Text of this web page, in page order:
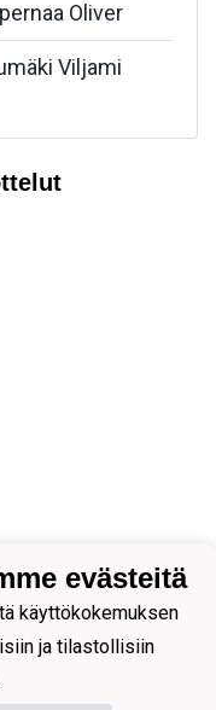
Oliver
Viljami
evästeitä
käyttökokemuksen
ja tilastollisiin